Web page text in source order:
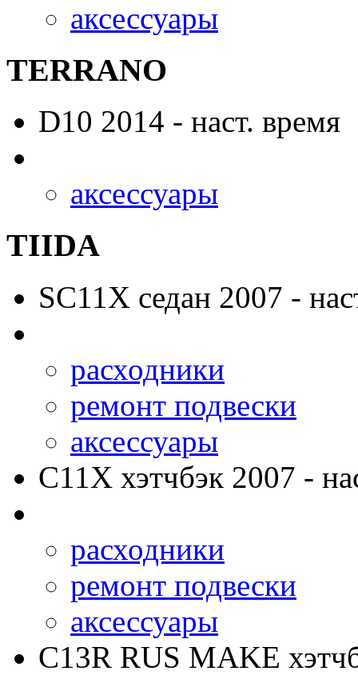
аксессуары
TERRANO
D10 2014 - наст. время
аксессуары
TIIDA
SC11X седан 2007 -
расходники
ремонт подвески
аксессуары
C11X хэтчбэк 2007 -
расходники
ремонт подвески
аксессуары
C13R RUS MAKE